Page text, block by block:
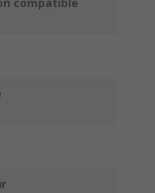
compatible